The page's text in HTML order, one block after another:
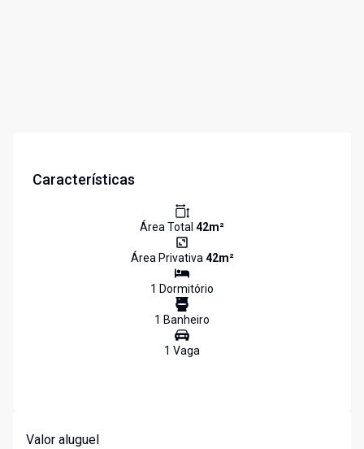
Características
Área Total 42m²
Área Privativa42m²
1 Dormitório
1 Banheiro
1 Vaga
Valor aluguel